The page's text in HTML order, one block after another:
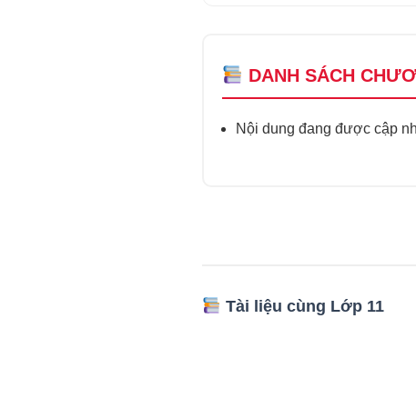
DANH SÁCH
Nội dung đang được cập
Tài liệu cùng Lớp 11